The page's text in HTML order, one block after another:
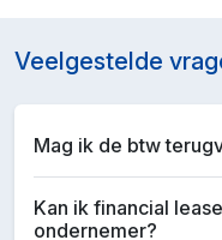
Veelgestelde
Mag ik de btw
Kan ik financial
ondernemer?